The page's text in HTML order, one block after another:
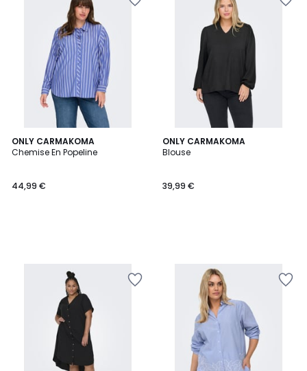
ONLY CARMAKOMA
Chemise En Popeline
44,99 €
ONLY CARMAKOMA
Blouse
39,99 €